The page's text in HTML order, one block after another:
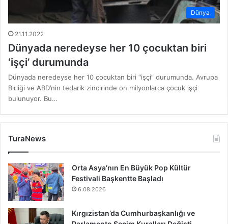
Dünya
21.11.2022
Dünyada neredeyse her 10 çocuktan biri
‘işçi’ durumunda
Dünyada neredeyse her 10 çocuktan biri “işçi” durumunda. Avrupa
Birliği ve ABD’nin tedarik zincirinde on milyonlarca çocuk işçi
bulunuyor. Bu…
TuraNews
Orta Asya’nın En Büyük Pop Kültür
Festivali Başkentte Başladı
6.08.2026
Kırgızistan’da Cumhurbaşkanlığı ve